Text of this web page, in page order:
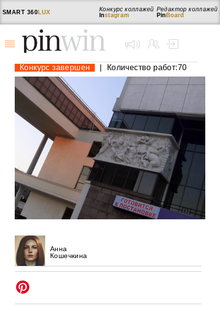
SMART 360LUX
Редактор коллажей
Pin Board
Конкурс коллажей
Instagram
Конкурс завершен Количество работ:70
Анна
Кошечкина